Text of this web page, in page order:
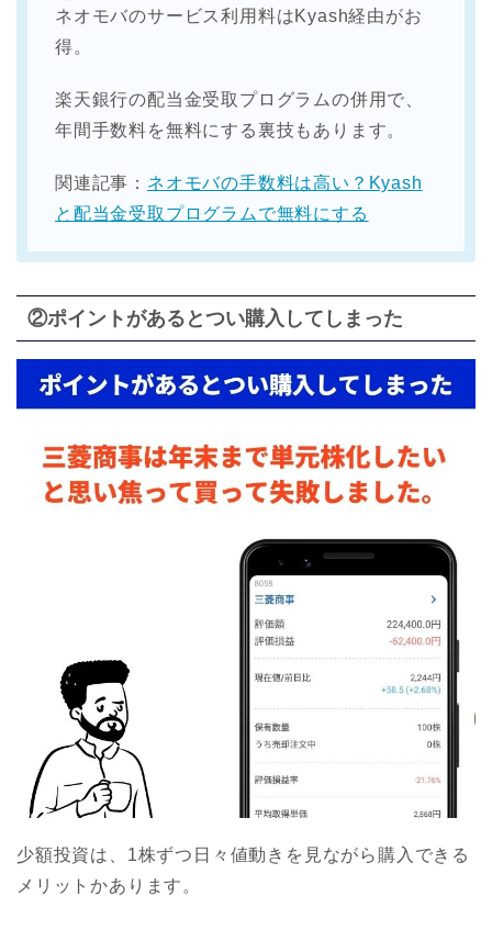
ネオモバのサービス利用料はKyash経由がお
得。
楽天銀行の配当金受取プログラムの併用で、
年間手数料を無料にする裏技もあります。
関連記事： ネオモバの手数料は高い？Kyash
と配当金受取プログラムで無料にする
②ポイントがあるとつい購入してしまった
少額投資は、1株ずつ日々値動きを見ながら購入できる
メリットかあります。